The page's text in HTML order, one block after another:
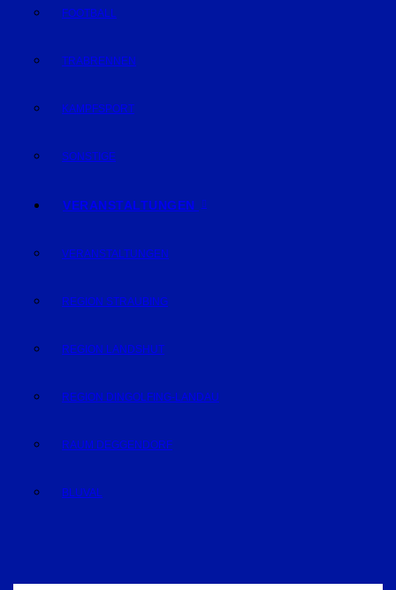
FOOTBALL
TRABRENNEN
KAMPFSPORT
SONSTIGE
VERANSTALTUNGEN
VERANSTALTUNGEN
REGION STRAUBING
REGION LANDSHUT
REGION DINGOLFING-LANDAU
RAUM DEGGENDORF
BLUVAL